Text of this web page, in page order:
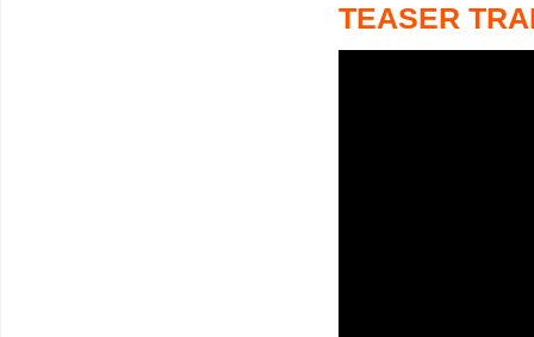
TEASER